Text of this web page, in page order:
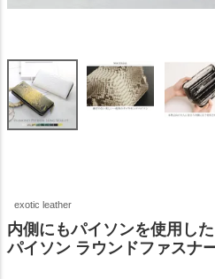
exotic leather
内側にもパイソンを使用し
パイソン ラウンドファスナ